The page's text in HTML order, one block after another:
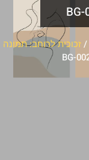
/זכוכית לרוחב: תמונה